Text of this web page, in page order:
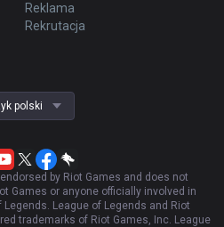
Reklama
Rekrutacja
polski
endorsed by Riot Games and does not
Games or anyone officially involved in
League of Legends and Riot
trademarks of Riot Games, Inc. League